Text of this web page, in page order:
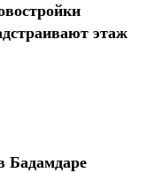
этаж
Бадамдаре